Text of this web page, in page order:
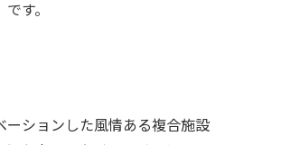
す。
ションした風情ある複合施設